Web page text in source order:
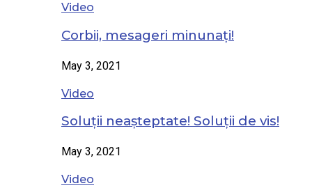
Video
Corbii, mesageri minunați!
May 3, 2021
Video
Soluții neașteptate! Soluții de vis!
May 3, 2021
Video